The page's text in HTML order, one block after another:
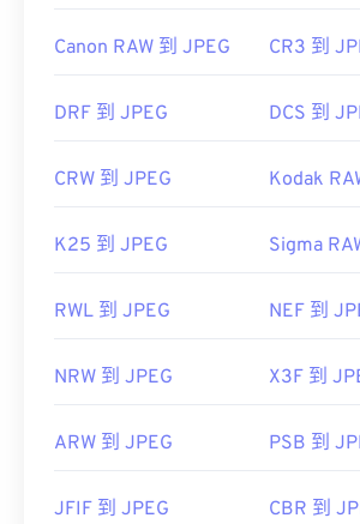
Canon RAW 到 JPEG CR3 到
DRF 到 JPEG DCS 到
CRW 到 JPEG Kodak
K25 到 JPEG Sigma
RWL 到 JPEG NEF 到
NRW 到 JPEG X3F 到
ARW 到 JPEG PSB 到
JFIF 到 JPEG CBR 到